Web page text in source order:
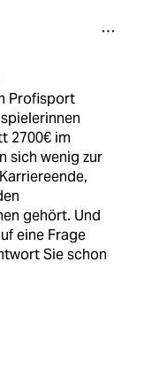
Profisport
2700€ im
sich wenig zur
gehört. Und
eine Frage
Sie schon